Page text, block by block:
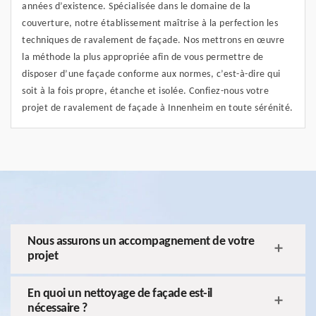
années d’existence. Spécialisée dans le domaine de la
couverture, notre établissement maîtrise à la perfection les
techniques de ravalement de façade. Nos mettrons en œuvre
la méthode la plus appropriée afin de vous permettre de
disposer d’une façade conforme aux normes, c’est-à-dire qui
soit à la fois propre, étanche et isolée. Confiez-nous votre
projet de ravalement de façade à Innenheim en toute sérénité.
Nous assurons un accompagnement de votre
projet
En quoi un nettoyage de façade est-il
nécessaire ?